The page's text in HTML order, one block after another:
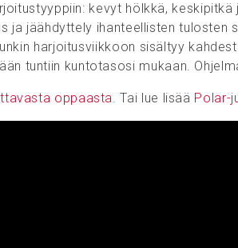
kevyt hölkkä,
ja jäähdyttely ihanteellisten
harjoitusviikkoon sisältyy
tuntiin kuntotasosi mukaan.
oppaasta. Tai lue lisää Polar-